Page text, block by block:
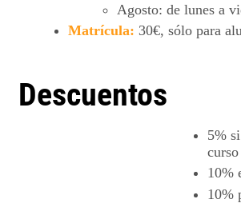
Agosto: de lunes a
Matrícula: 30€, sólo para
Descuentos
5%si
10%
10%